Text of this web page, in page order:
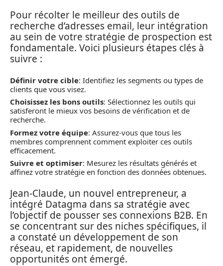
Pour récolter le meilleur des outils de
recherche d’adresses email, leur intégration
au sein de votre stratégie de prospection est
fondamentale. Voici plusieurs étapes clés à
suivre :
Définir votre cible: Identifiez les segments ou types de
clients que vous visez.
Choisissez les bons outils: Sélectionnez les outils qui
satisferont le mieux vos besoins de vérification et de
recherche.
Formez votre équipe: Assurez-vous que tous les
membres comprennent comment exploiter ces outils
efficacement.
Suivre et optimiser: Mesurez les résultats générés et
affinez votre stratégie en fonction des données obtenues.
Jean-Claude, un nouvel entrepreneur, a
intégré Datagma dans sa stratégie avec
l’objectif de pousser ses connexions B2B. En
se concentrant sur des niches spécifiques, il
a constaté un développement de son
réseau, et rapidement, de nouvelles
opportunités ont émergé.